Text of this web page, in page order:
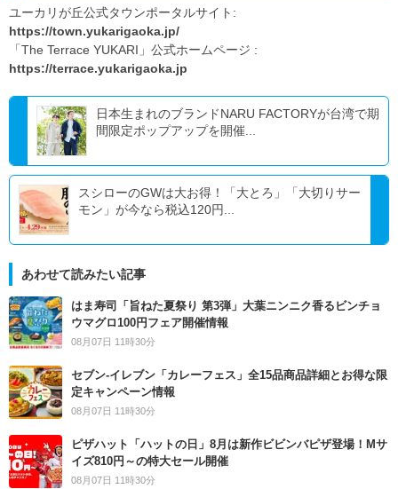
ユーカリが丘公式タウンポータルサイト:
https://town.yukarigaoka.jp/
「The Terrace YUKARI」公式ホームページ :
https://terrace.yukarigaoka.jp
日本生まれのブランドNARU FACTORYが台湾で期
間限定ポップアップを開催...
スシローのGWは大お得！「大とろ」「大切りサー
モン」が今なら税込120円...
あわせて読みたい記事
はま寿司「旨ねた夏祭り 第3弾」大葉ニンニク香るビンチョ
ウマグロ100円フェア開催情報
08月07日 11時30分
セブン‐イレブン「カレーフェス」全15品商品詳細とお得な限
定キャンペーン情報
08月07日 11時30分
ピザハット「ハットの日」8月は新作ビビンバピザ登場！Mサ
イズ810円～の特大セール開催
08月07日 11時30分